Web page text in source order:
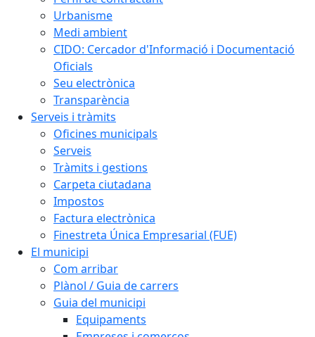
Urbanisme
Medi ambient
CIDO: Cercador d'Informació i Documentació
Oficials
Seu electrònica
Transparència
Serveis i tràmits
Oficines municipals
Serveis
Tràmits i gestions
Carpeta ciutadana
Impostos
Factura electrònica
Finestreta Única Empresarial (FUE)
El municipi
Com arribar
Plànol / Guia de carrers
Guia del municipi
Equipaments